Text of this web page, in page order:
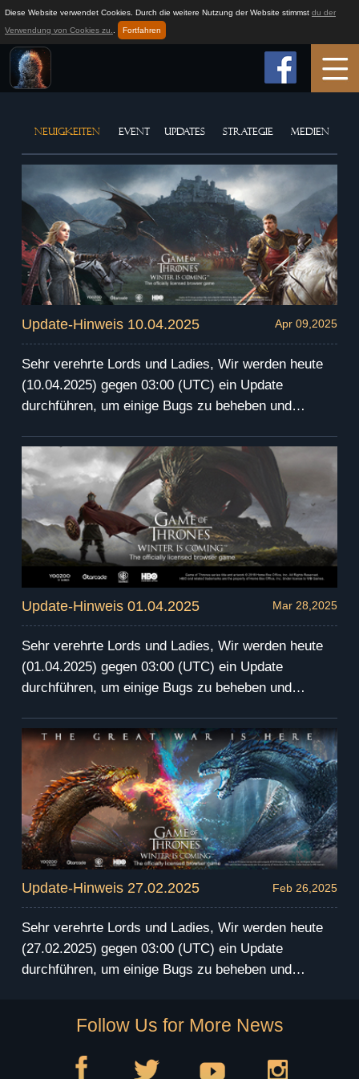
Diese Website verwendet Cookies. Durch die weitere Nutzung der Website stimmst du der
Verwendung von Cookies zu.
Fortfahren
Spielinfo
Spielanleitung
Neuigkeiten
Support
NEUIGKEITEN EVENT UPDATES STRATEGIE MEDIEN
Update-Hinweis 10.04.2025 Apr 09,2025
Sehr verehrte Lords und Ladies, Wir werden heute
(10.04.2025) gegen 03:00 (UTC) ein Update
durchführen, um einige Bugs zu beheben und
Server vorzunehmen. Die Serverwartung wird um
die 4 Stunden andauern. Während dieser Wartung
werdet Ihr das Spiel nicht betreten können. Wir
entschuldigen uns für etwaige Unannehmlichkeiten,
die daruch entstehen können. Wir senden eine
Entschädigung via Mail nach der Wartung. Vielen
Dank für Euer Verständnis und Eure Unterstützung!
Update-Hinweis 01.04.2025 Mar 28,2025
Sehr verehrte Lords und Ladies, Wir werden heute
(01.04.2025) gegen 03:00 (UTC) ein Update
durchführen, um einige Bugs zu beheben und
Server vorzunehmen. Die Serverwartung wird um
die 4 Stunden andauern. Während dieser Wartung
werdet Ihr das Spiel nicht betreten können. Wir
entschuldigen uns für etwaige Unannehmlichkeiten,
die daruch entstehen können. Wir senden eine
Entschädigung via Mail nach der Wartung. Vielen
Dank für Euer Verständnis und Eure Unterstützung!
Update-Hinweis 27.02.2025 Feb 26,2025
Sehr verehrte Lords und Ladies, Wir werden heute
(27.02.2025) gegen 03:00 (UTC) ein Update
durchführen, um einige Bugs zu beheben und
die 4 Stunden andauern. Während dieser Wartung
werdet Ihr das Spiel nicht betreten können. Wir
entschuldigen uns für etwaige Unannehmlichkeiten,
Follow Us for More News